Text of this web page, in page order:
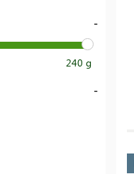
240 g